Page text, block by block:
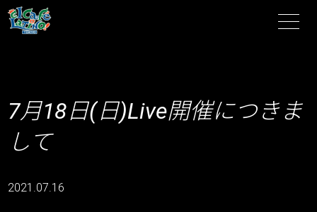
7月18日(日)Live開催につきま
して
2021.07.16